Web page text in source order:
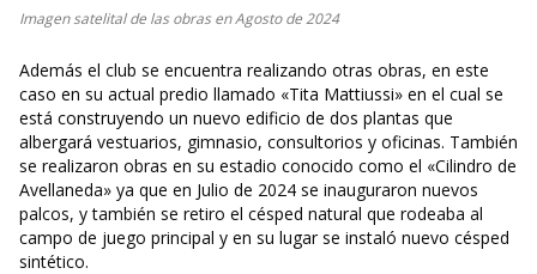
Imagen satelital de las obras en Agosto de 2024
Además el club se encuentra realizando otras obras, en este
caso en su actual predio llamado «Tita Mattiussi» en el cual se
está construyendo un nuevo edificio de dos plantas que
albergará vestuarios, gimnasio, consultorios y oficinas. También
se realizaron obras en su estadio conocido como el «Cilindro de
Avellaneda» ya que en Julio de 2024 se inauguraron nuevos
palcos, y también se retiro el césped natural que rodeaba al
campo de juego principal y en su lugar se instaló nuevo césped
sintético.